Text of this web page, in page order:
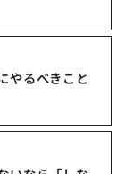
やるべきこと